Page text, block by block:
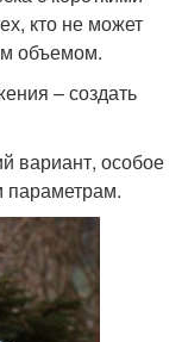
кто не может
объемом.
– создать
вариант, особое
параметрам.